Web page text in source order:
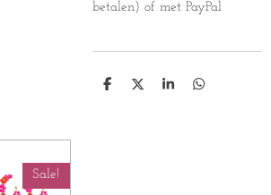
betalen) of met PayPal
D
D
S
D
Sale!